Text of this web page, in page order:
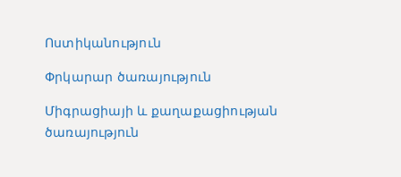
Ոստիկանություն
Փրկարար ծառայություն
Միգրացիայի և քաղաքացիության
ծառայություն